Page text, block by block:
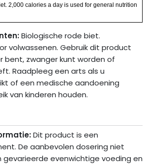
2,000 calories a day is used for general nutrition
Biologische rode biet.
volwassenen. Gebruik dit product
bent, zwanger kunt worden of
Raadpleeg een arts als u
of een medische aandoening
van kinderen houden.
Dit product is een
De aanbevolen dosering niet
gevarieerde evenwichtige voeding en